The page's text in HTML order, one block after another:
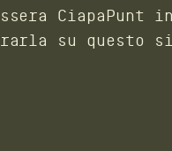
su questo